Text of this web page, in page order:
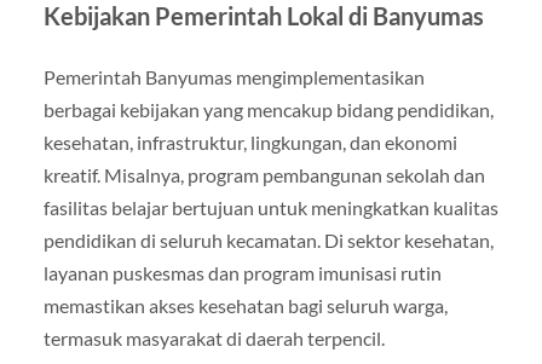
Kebijakan Pemerintah Lokal di Banyumas
Pemerintah Banyumas mengimplementasikan
berbagai kebijakan yang mencakup bidang pendidikan,
kesehatan, infrastruktur, lingkungan, dan ekonomi
kreatif. Misalnya, program pembangunan sekolah dan
fasilitas belajar bertujuan untuk meningkatkan kualitas
pendidikan di seluruh kecamatan. Di sektor kesehatan,
layanan puskesmas dan program imunisasi rutin
memastikan akses kesehatan bagi seluruh warga,
termasuk masyarakat di daerah terpencil.